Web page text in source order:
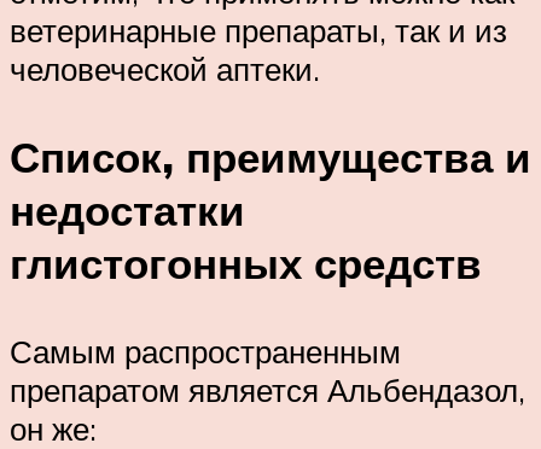
ветеринарные препараты, так и из
человеческой аптеки.
Список, преимущества и
недостатки
глистогонных средств
Самым распространенным
препаратом является Альбендазол,
он же: